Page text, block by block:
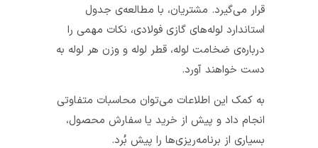
قرار می‌گیرد. مشتریان، با مطالعه‌ی جدول
استاندارد لوله‌های گازی فولادی، نکات مهمی را
درباره‌ی ضخامت لوله، قطر لوله و وزن هر لوله به
دست خواهند آورد.
به کمک این اطلاعات می‌توان محاسبات متفاوتی
انجام داد و پیش از خرید یا سفارش محصول،
بسیاری از برنامه‌ریزی‌ها را پیش بُرد.